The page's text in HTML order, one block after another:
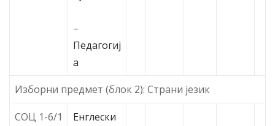
–
Педагогиј
а
Изборни предмет (блок 2): Страни језик
СОЦ 1-6/1 Енглески